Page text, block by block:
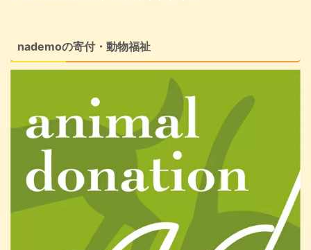
nademoの寄付・動物福祉